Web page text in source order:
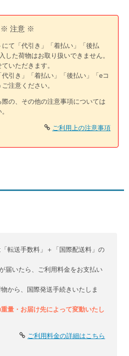
※ 注意 ※
て「代引き」「着払い」「後払
した荷物はお取り扱いできません。
いただきます。
引き」「着払い」「後払い」「eコ
注意ください。
の、その他の注意事項については
ご利用上の注意事項
転送手数料」＋「国際配送料」の
届いたら、ご利用料金をお支払い
から、国際発送手続きいたしま
量・お届け先によって変動いたし
ご利用料金の詳細はこちら